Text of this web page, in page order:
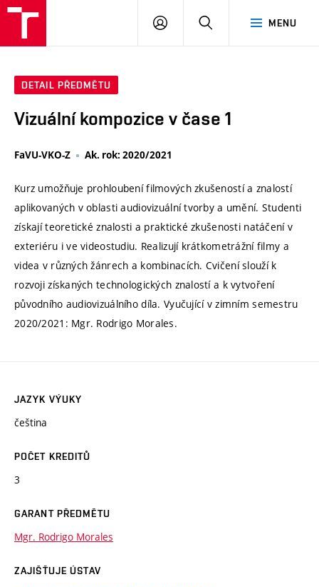
MENU
PŘIHLÁSIT
DETAIL PŘEDMĚTU
Vizuální kompozice v čase 1
FaVU-VKO-Z Ak. rok: 2020/2021
Kurz umožňuje prohloubení filmových zkušeností a znalostí
aplikovaných v oblasti audiovizuální tvorby a umění. Studenti
získají teoretické znalosti a praktické zkušenosti natáčení v
exteriéru i ve videostudiu. Realizují krátkometrážní filmy a
videa v různých žánrech a kombinacích. Cvičení slouží k
rozvoji získaných technologických znalostí a k vytvoření
původního audiovizuálního díla. Vyučující v zimním semestru
2020/2021: Mgr. Rodrigo Morales.
JAZYK VÝUKY
čeština
POČET KREDITŮ
3
GARANT PŘEDMĚTU
Mgr. Rodrigo Morales
ZAJIŠŤUJE ÚSTAV